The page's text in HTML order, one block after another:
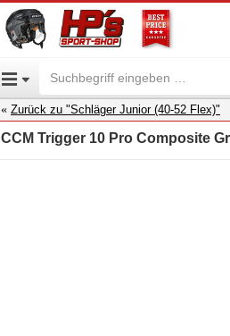
Zurück zu "Schläger Junior (40-52 Flex)"
CCM Trigger 10 Pro Composite